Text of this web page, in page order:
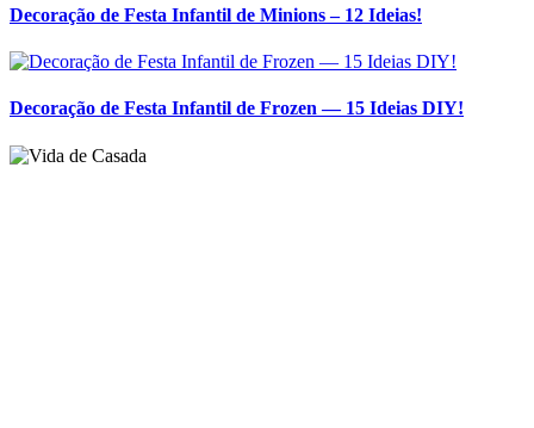
Decoração de Festa Infantil de Minions – 12 Ideias!
Decoração de Festa Infantil de Frozen — 15 Ideias DIY!